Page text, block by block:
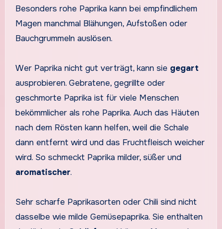
Besonders rohe Paprika kann bei empfindlichem
Magen manchmal Blähungen, Aufstoßen oder
Bauchgrummeln auslösen.
Wer Paprika nicht gut verträgt, kann sie gegart
ausprobieren. Gebratene, gegrillte oder
geschmorte Paprika ist für viele Menschen
bekömmlicher als rohe Paprika. Auch das Häuten
nach dem Rösten kann helfen, weil die Schale
dann entfernt wird und das Fruchtfleisch weicher
wird. So schmeckt Paprika milder, süßer und
aromatischer.
Sehr scharfe Paprikasorten oder Chili sind nicht
dasselbe wie milde Gemüsepaprika. Sie enthalten